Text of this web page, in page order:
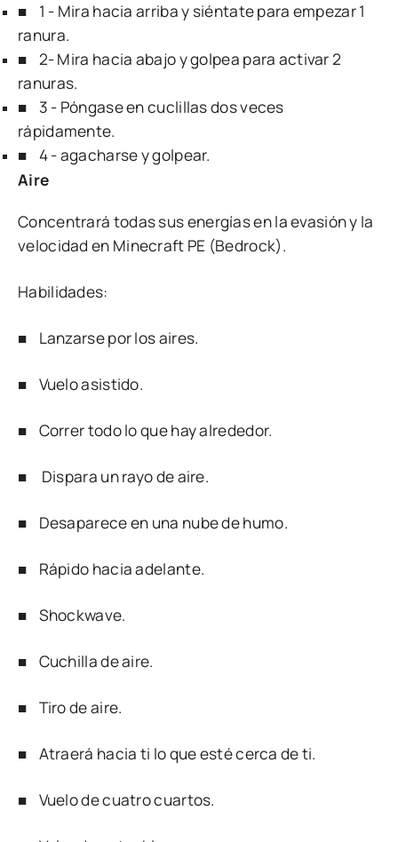
■ 1 - Mira hacia arriba y siéntate para empezar 1
ranura.
■ 2- Mira hacia abajo y golpea para activar 2
ranuras.
■ 3 - Póngase en cuclillas dos veces
rápidamente.
■ 4 - agacharse y golpear.
Aire
Concentrará todas sus energías en la evasión y la
velocidad en Minecraft PE (Bedrock).
Habilidades:
■ Lanzarse por los aires.
■ Vuelo asistido.
■ Correr todo lo que hay alrededor.
■ Dispara un rayo de aire.
■ Desaparece en una nube de humo.
■ Rápido hacia adelante.
■ Shockwave.
■ Cuchilla de aire.
■ Tiro de aire.
■ Atraerá hacia ti lo que esté cerca de ti.
■ Vuelo de cuatro cuartos.